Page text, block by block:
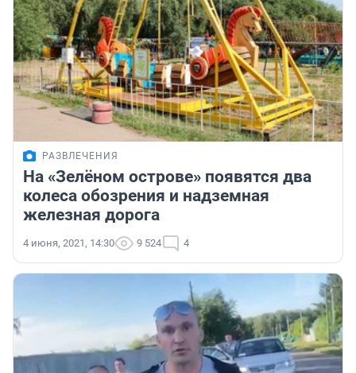
РАЗВЛЕЧЕНИЯ
На «Зелёном острове» появятся два
колеса обозрения и надземная
железная дорога
4 июня, 2021, 14:30 9 524 4